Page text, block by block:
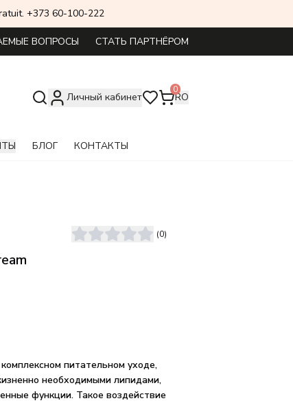
+373 60-100-222
ВОПРОСЫ СТАТЬ ПАРТНЁРОМ
Личный кабинет
0
RO
БЛОГ КОНТАКТЫ
(0)
питательном уходе,
необходимыми липидами,
функции. Такое воздействие